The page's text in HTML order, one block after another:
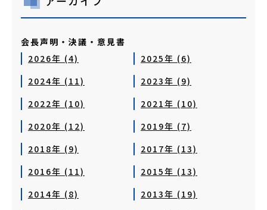
会長声明・決議・意見書
2026年 (4)
2025年 (6)
2024年 (11)
2023年 (9)
2022年 (10)
2021年 (10)
2020年 (12)
2019年 (7)
2018年 (9)
2017年 (13)
2016年 (11)
2015年 (13)
2014年 (8)
2013年 (19)